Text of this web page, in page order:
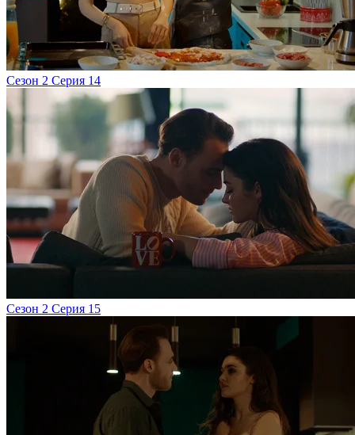
Сезон 2 Серия 14
Сезон 2 Серия 15